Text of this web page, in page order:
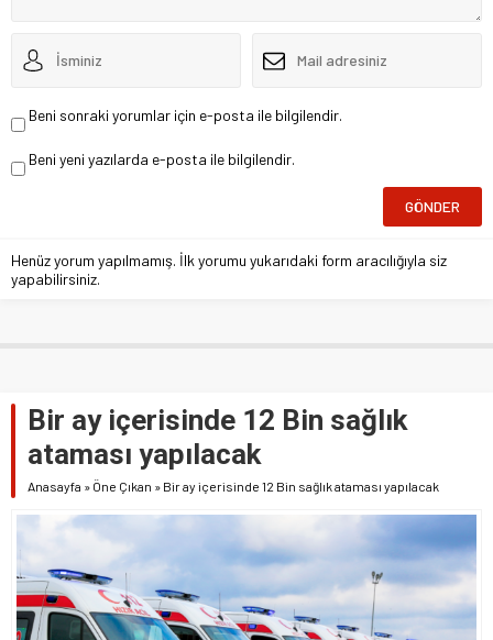
Beni sonraki yorumlar için e-posta ile bilgilendir.
Beni yeni yazılarda e-posta ile bilgilendir.
Henüz yorum yapılmamış. İlk yorumu yukarıdaki form aracılığıyla siz
yapabilirsiniz.
Bir ay içerisinde 12 Bin sağlık
ataması yapılacak
Anasayfa » Öne Çıkan » Bir ay içerisinde 12 Bin sağlık ataması yapılacak